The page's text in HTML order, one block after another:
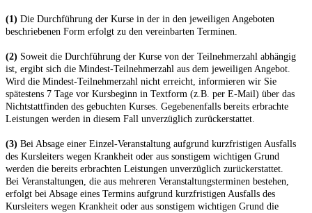
(1) Die Durchführung der Kurse in der in den jeweiligen Angeboten
beschriebenen Form erfolgt zu den vereinbarten Terminen.
(2) Soweit die Durchführung der Kurse von der Teilnehmerzahl abhängig
ist, ergibt sich die Mindest-Teilnehmerzahl aus dem jeweiligen Angebot.
Wird die Mindest-Teilnehmerzahl nicht erreicht, informieren wir Sie
spätestens 7 Tage vor Kursbeginn in Textform (z.B. per E-Mail) über das
Nichtstattfinden des gebuchten Kurses. Gegebenenfalls bereits erbrachte
Leistungen werden in diesem Fall unverzüglich zurückerstattet.
(3) Bei Absage einer Einzel-Veranstaltung aufgrund kurzfristigen Ausfalls
des Kursleiters wegen Krankheit oder aus sonstigem wichtigen Grund
werden die bereits erbrachten Leistungen unverzüglich zurückerstattet.
Bei Veranstaltungen, die aus mehreren Veranstaltungsterminen bestehen,
erfolgt bei Absage eines Termins aufgrund kurzfristigen Ausfalls des
Kursleiters wegen Krankheit oder aus sonstigem wichtigen Grund die